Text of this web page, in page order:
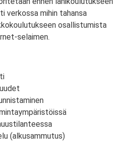
verkossa mihin tahansa
osallistumista
selaimen.
(alkusammutus)